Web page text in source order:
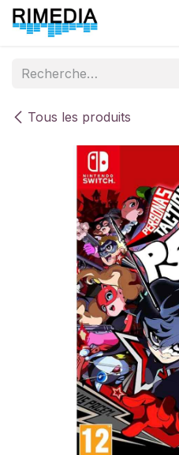
Se rendre au contenu
Tous les produits